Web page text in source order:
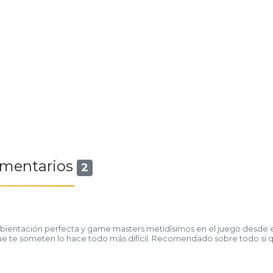
2
perfecta y game masters metidísimos en el juego desde
te someten lo hace todo más difícil. Recomendado sobre todo si